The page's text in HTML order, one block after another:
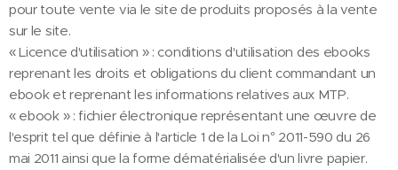
pour toute vente via le site de produits proposés à la vente
sur le site.
« Licence d'utilisation » : conditions d'utilisation des ebooks
reprenant les droits et obligations du client commandant un
ebook et reprenant les informations relatives aux MTP.
« ebook » : fichier électronique représentant une œuvre de
l'esprit tel que définie à l'article 1 de la Loi n° 2011-590 du 26
mai 2011 ainsi que la forme dématérialisée d'un livre papier.